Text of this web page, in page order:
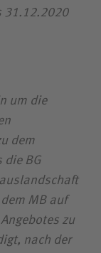
31.12.2020
um die
dem
die BG
MB auf
zu
nach der